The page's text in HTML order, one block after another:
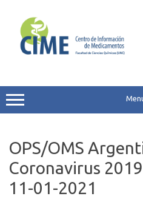
content
OPS/OMS
Coronavirus
11-01-2021